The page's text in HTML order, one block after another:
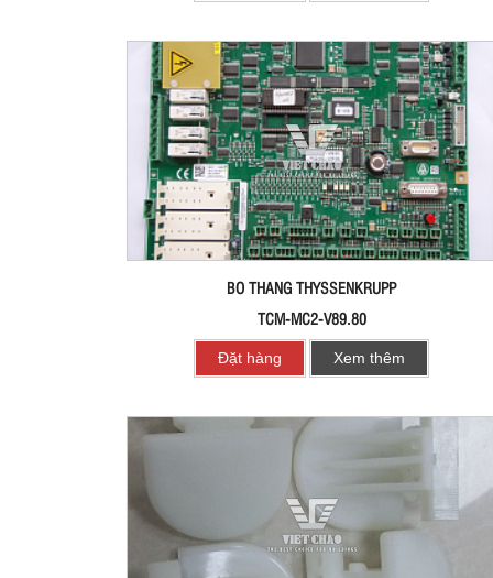
BO THANG THYSSENKRUPP
TCM-MC2-V89.80
Đặt hàng Xem thêm